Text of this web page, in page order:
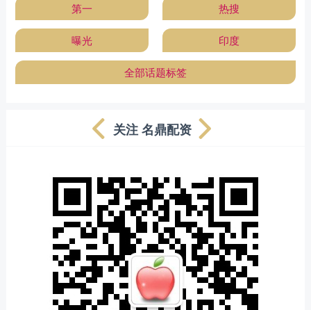
第一 热搜
曝光 印度
全部话题标签
关注 名鼎配资